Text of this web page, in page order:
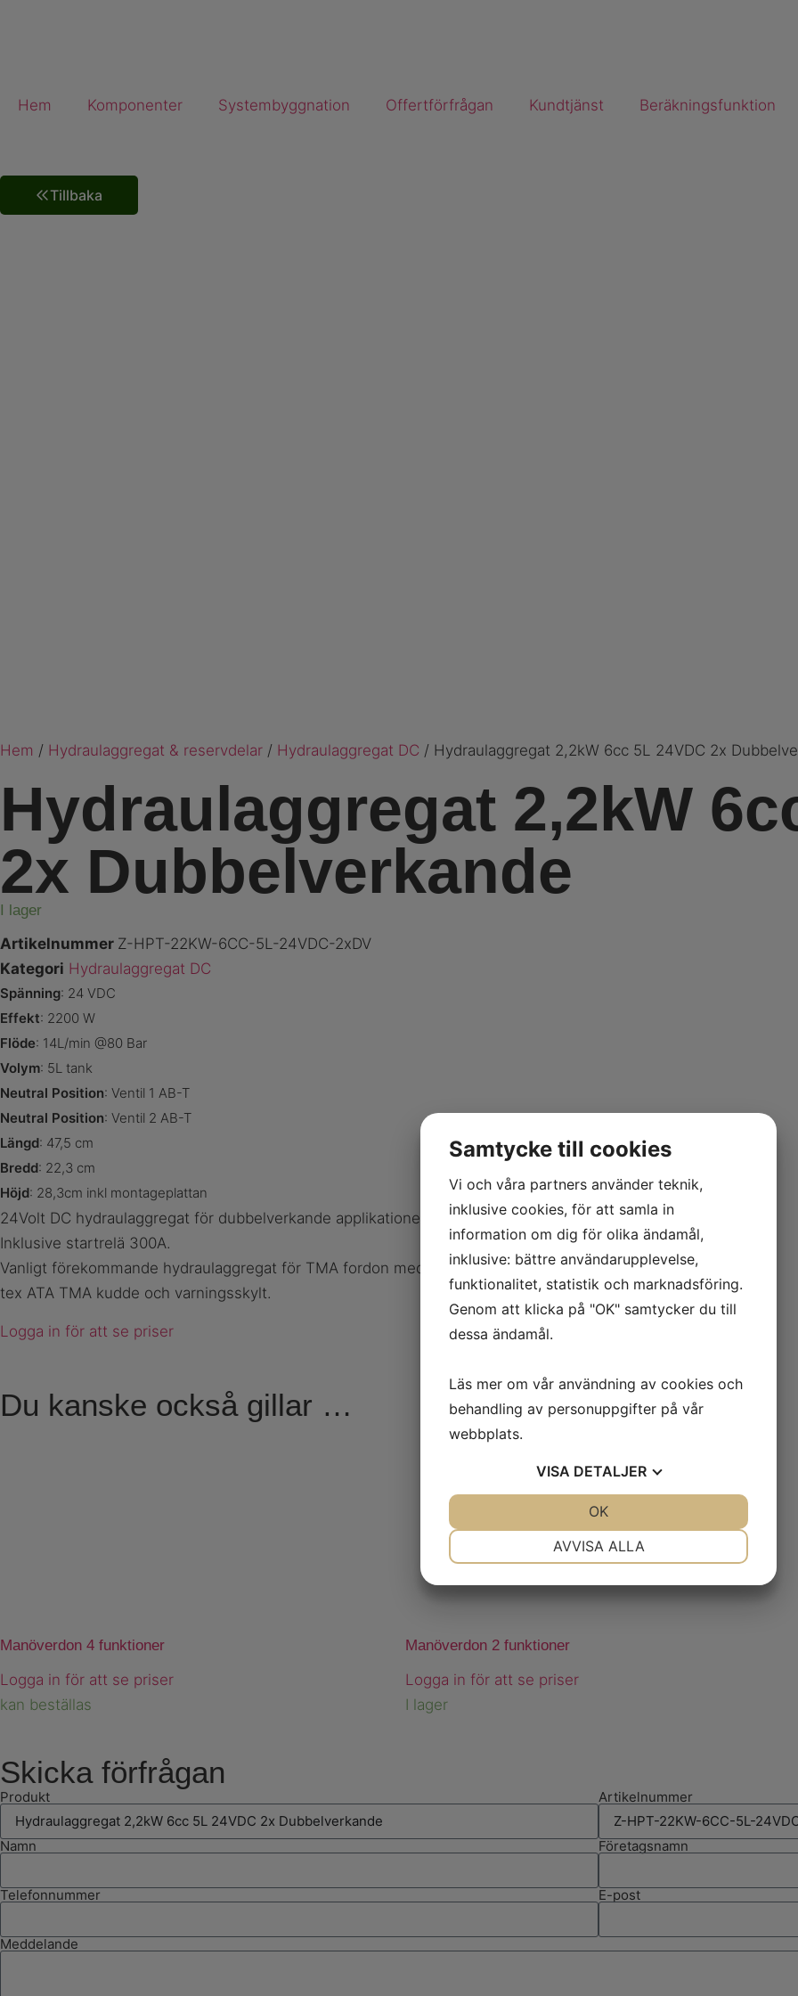
Hem Komponenter Systembyggnation Offertförfrågan Kundtjänst Beräkningsfunktion
Tillbaka
Hem / Hydraulaggregat & reservdelar / Hydraulaggregat DC / Hydraulaggregat 2,2kW 6cc 5L 24VDC 2x
Hydraulaggregat 2,2kW
2x Dubbelverkande
I lager
Artikelnummer Z-HPT-22KW-6CC-5L-24VDC-2xDV
Kategori Hydraulaggregat DC
Spänning: 24 VDC
Effekt: 2200 W
Flöde: 14L/min @80 Bar
Volym: 5L tank
Neutral Position: Ventil 1 AB-T
Neutral Position: Ventil 2 AB-T
Längd: 47,5 cm
Bredd: 22,3 cm
Höjd: 28,3cm inkl montageplattan
24Volt DC hydraulaggregat för dubbelverkande applikationer.
Inklusive startrelä 300A.
Vanligt förekommande hydraulaggregat för TMA fordon med 2 dubbelverkande funktioner.
tex ATA TMA kudde och varningsskylt.
Logga in för att se priser
Du kanske också gillar …
Manöverdon 4 funktioner
Logga in för att se priser
kan beställas
Manöverdon 2 funktioner
Logga in för att se priser
I lager
Skicka förfrågan
Produkt Artikelnummer
Namn Företagsnamn
Telefonnummer E-post
Meddelande
Samtycke till cookies
Vi och våra partners använder teknik,
inklusive cookies, för att samla in
information om dig för olika ändamål,
inklusive: bättre användarupplevelse,
funktionalitet, statistik och marknadsföring.
Genom att klicka på "OK" samtycker du till
dessa ändamål.
Läs mer om vår användning av cookies och
behandling av personuppgifter på vår
webbplats.
VISA DETALJER
AVVISA ALLA
OK